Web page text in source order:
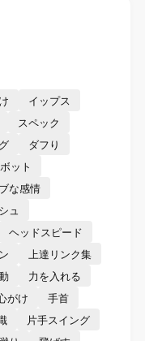
イップス
スペック
ダフり
ット
な感情
ュ
ヘッドスピード
上達リンク集
力を入れる
がけ
手首
片手スイング